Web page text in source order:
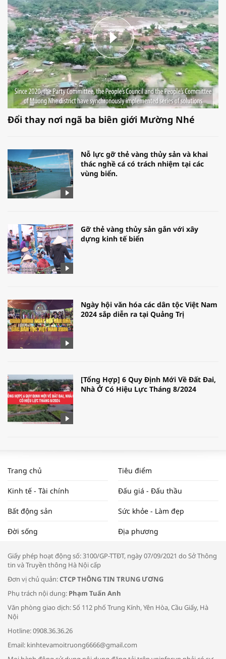
Đổi thay nơi ngã ba biên giới Mường Nhé
Nỗ lực gỡ thẻ vàng thủy sản và khai
thác nghề cá có trách nhiệm tại các
vùng biển.
Gỡ thẻ vàng thủy sản gắn với xây
dựng kinh tế biển
Ngày hội văn hóa các dân tộc Việt Nam
2024 sắp diễn ra tại Quảng Trị
[Tổng Hợp] 6 Quy Định Mới Về Đất Đai,
Nhà Ở Có Hiệu Lực Tháng 8/2024
NAM NĂM 2024 VÀ NĂM 2025 | NHỊP
ĐẬP THỊ TRƯỜNG #62
Tọa đàm “Xúc tiến thương mại: Khơi
Bác sĩ tư vấn cách phòng tránh bệnh
đường hô hấp trong thời tiết giao mùa
Trang chủ Tiêu điểm
Kinh tế - Tài chính Đấu giá - Đấu thầu
Bất động sản Sức khỏe - Làm đẹp
Đời sống Địa phương
Giấy phép hoạt động số: 3100/GP-TTĐT, ngày 07/09/2021 do Sở Thông
tin và Truyền thông Hà Nội cấp
Đơn vị chủ quản:CTCP THÔNG TIN TRUNG ƯƠNG
Phụ trách nội dung: Phạm Tuấn Anh
Văn phòng giao dịch: Số 112 phố Trung Kính, Yên Hòa, Cầu Giấy, Hà
Nội
Hotline: 0908.36.36.26
Email: kinhtevamoitruong6666@gmail.com